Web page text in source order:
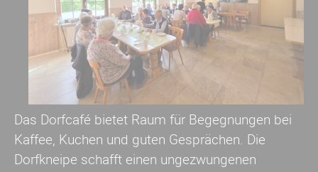
Das Dorfcafé bietet Raum für Begegnungen bei
Kaffee, Kuchen und guten Gesprächen. Die
Dorfkneipe schafft einen ungezwungenen